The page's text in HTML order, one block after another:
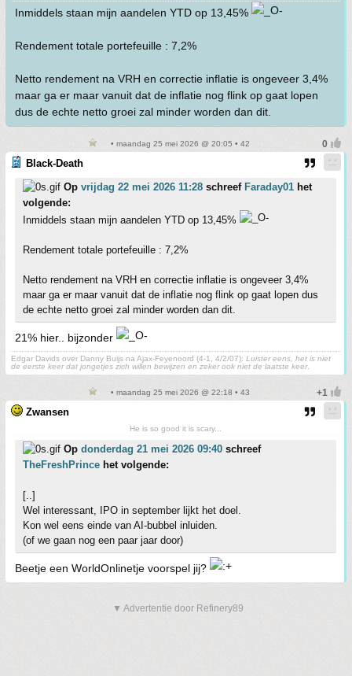
Inmiddels staan mijn aandelen YTD op 13,45%
Rendement totale portefeuille : 7,2%
Netto rendement na VRH en correctie inflatie is ongeveer 3,4%
maar ga er maar vanuit dat de inflatie nog flink op gaat lopen
dus de echte netto groei zal minder worden dan dit.
• maandag 25 mei 2026 @ 20:05 • 42
Black-Death
Op vrijdag 22 mei 2026 11:28 schreef Faraday01 het
volgende:
Inmiddels staan mijn aandelen YTD op 13,45%
Rendement totale portefeuille : 7,2%
Netto rendement na VRH en correctie inflatie is ongeveer 3,4%
maar ga er maar vanuit dat de inflatie nog flink op gaat lopen dus
de echte netto groei zal minder worden dan dit.
21% hier.. bijzonder
Edgar Davids over Danny Buijs na Ajax-Feyenoord (4-1, 4/2/07): Luister eens, het is niet
de eerste keer dat jongetjes zich willen bewijzen en zeker ook niet de laatste keer.
• maandag 25 mei 2026 @ 22:18 • 43
Zwansen
He is so good it is scary...
Op donderdag 21 mei 2026 09:40 schreef
TheFreshPrince het volgende:
[..]
Wel interessant, IPO in september lijkt het doel.
Kon wel eens einde van AI-bubbel inluiden.
(of we gaan nog een paar jaar door)
Beetje een WorldOnlinetje voorspel jij?
▼ Advertentie door Refinery89